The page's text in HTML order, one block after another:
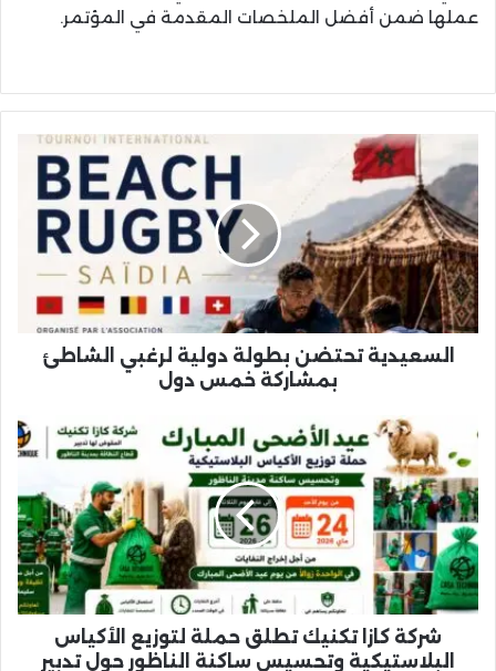
عملها ضمن أفضل الملخصات المقدمة في المؤتمر.
السعيدية
تحتضن
بطولة
دولية
لرغبي
الشاطئ
بمشاركة
خمس
دول
السعيدية تحتضن بطولة دولية لرغبي الشاطئ
بمشاركة خمس دول
تكنيك
تطلق
حملة
لتوزيع
الأكياس
البلاستيكية
وتحسيس
ساكنة
الناظور
شركة كازا تكنيك تطلق حملة لتوزيع الأكياس
البلاستيكية وتحسيس ساكنة الناظور حول تدبير